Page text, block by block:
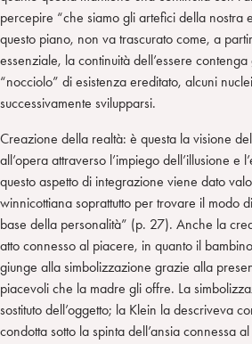
percepire “che siamo gli artefici della nostra
questo piano, non va trascurato come, a
essenziale, la continuità dell’essere
“nocciolo” di esistenza ereditato, alcuni
successivamente svilupparsi.
Creazione della realtà: è questa la visione
all’opera attraverso l’impiego dell’illusione e
questo aspetto di integrazione viene dato
winnicottiana soprattutto per trovare il modo
base della personalità” (p. 27). Anche la
atto connesso al piacere, in quanto il
giunge alla simbolizzazione grazie alla
piacevoli che la madre gli offre. La
sostituto dell’oggetto; la Klein la descriveva
condotta sotto la spinta dell’ansia connessa